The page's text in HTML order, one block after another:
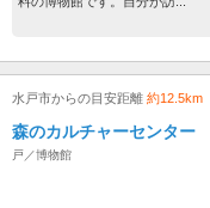
水戸市からの目安距離 約12.5km
森のカルチャーセンター
戸／博物館